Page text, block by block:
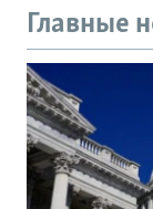
Главные